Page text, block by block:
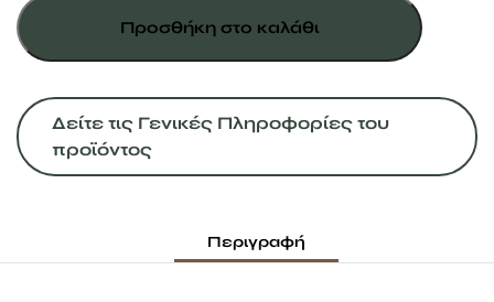
ποσότητα
Προσθήκη στο καλάθι
Δείτε τις Γενικές Πληροφορίες του
προϊόντος
Περιγραφή